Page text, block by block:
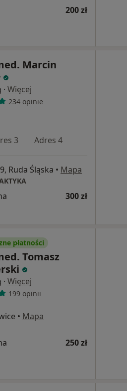
200 zł
Marcin
· Więcej
234 opinie
3 Adres 4
Ruda Śląska • Mapa
300 zł
płatności
Tomasz
· Więcej
199 opinii
• Mapa
250 zł